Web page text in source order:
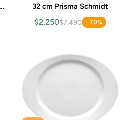
32 cm Prisma Schmidt
$2.250$7.490 -70%